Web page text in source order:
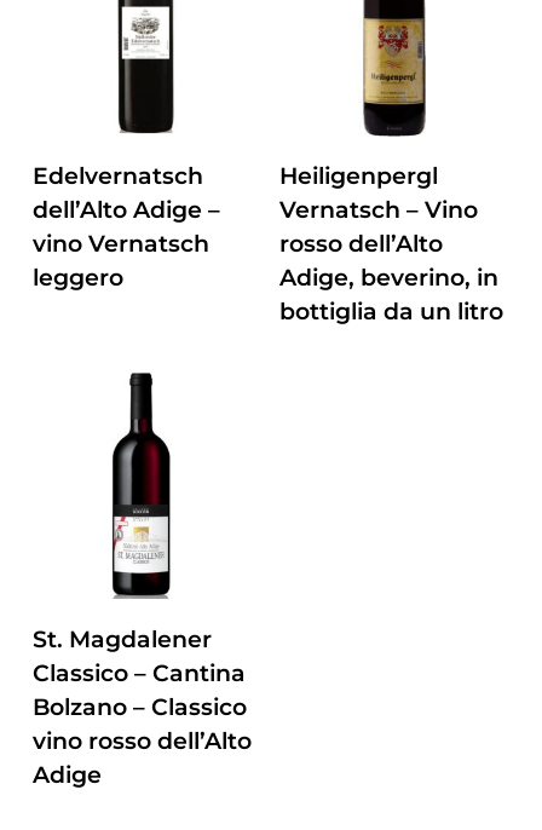
ZUM PRODUKT
Edelvernatsch
dell’Alto Adige –
vino Vernatsch
leggero
ZUM PRODUKT
Heiligenpergl
Vernatsch – Vino
rosso dell’Alto
Adige, beverino, in
bottiglia da un litro
St. Magdalener
Classico – Cantina
Bolzano – Classico
vino rosso dell’Alto
Adige